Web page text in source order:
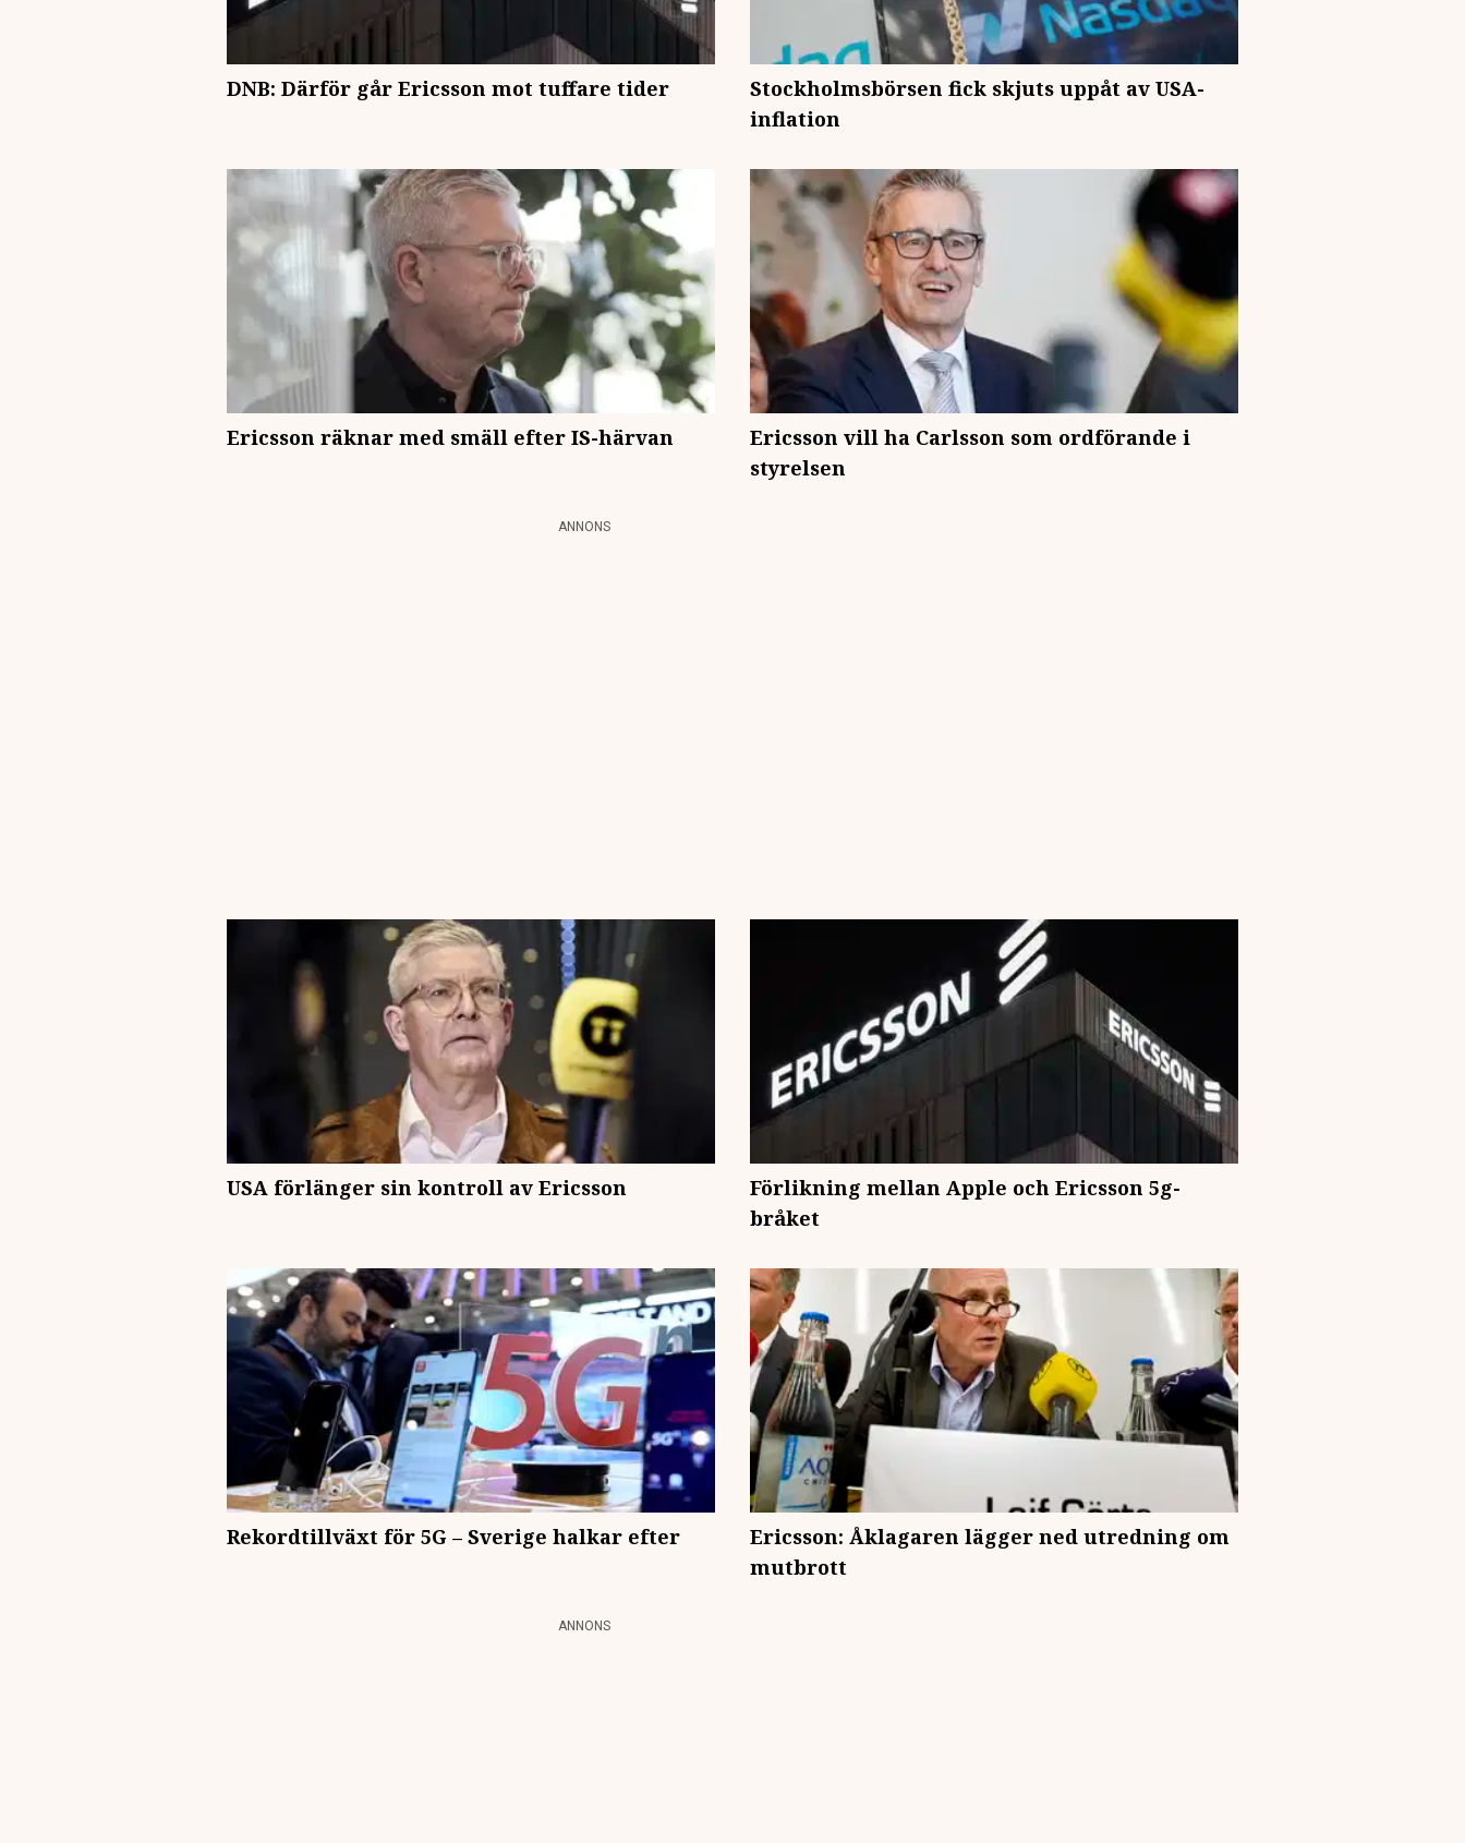
DNB: Därför går Ericsson mot tuffare tider
Stockholmsbörsen fick skjuts uppåt av USA-
inflation
Ericsson räknar med smäll efter IS-härvan
Ericsson vill ha Carlsson som ordförande i
styrelsen
ANNONS
USA förlänger sin kontroll av Ericsson
Förlikning mellan Apple och Ericsson 5g-
bråket
Rekordtillväxt för 5G – Sverige halkar efter
Ericsson: Åklagaren lägger ned utredning om
mutbrott
ANNONS